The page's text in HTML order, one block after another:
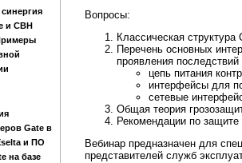
Вопросы:
Классическая
Перечень основных
проявления
цепь питания
интерфейсы для
сетевые
Общая теория
Рекомендации по
Вебинар предназначен для
представителей служб
и СВН
Gate в
и ПО
на базе